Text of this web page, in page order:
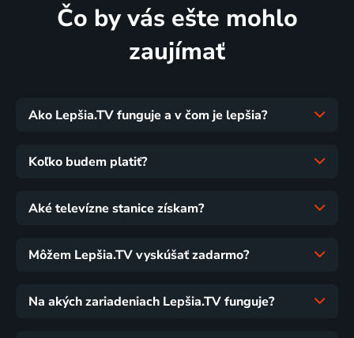
Čo by vás ešte mohlo
zaujímať
Ako Lepšia.TV funguje a v čom je lepšia?
Koľko budem platiť?
Aké televízne stanice získam?
Môžem Lepšia.TV vyskúšať zadarmo?
Na akých zariadeniach Lepšia.TV funguje?